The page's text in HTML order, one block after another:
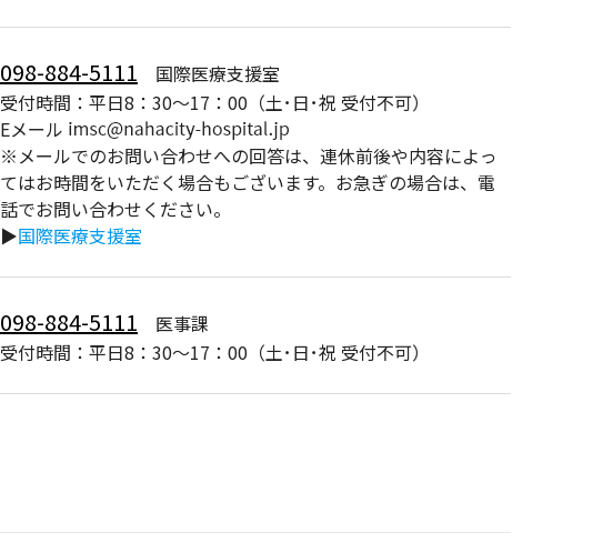
098-884-5111 国際医療支援室
受付時間：平日8：30～17：00（土･日･祝 受付不可）
Eメール
※メールでのお問い合わせへの回答は、連休前後や内容によっ
てはお時間をいただく場合もございます。お急ぎの場合は、電
話でお問い合わせください。
▶国際医療支援室
098-884-5111 医事課
受付時間：平日8：30～17：00（土･日･祝 受付不可）